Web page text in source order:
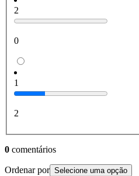
2
0
1
2
0 comentários
Ordenar por Selecione uma opção